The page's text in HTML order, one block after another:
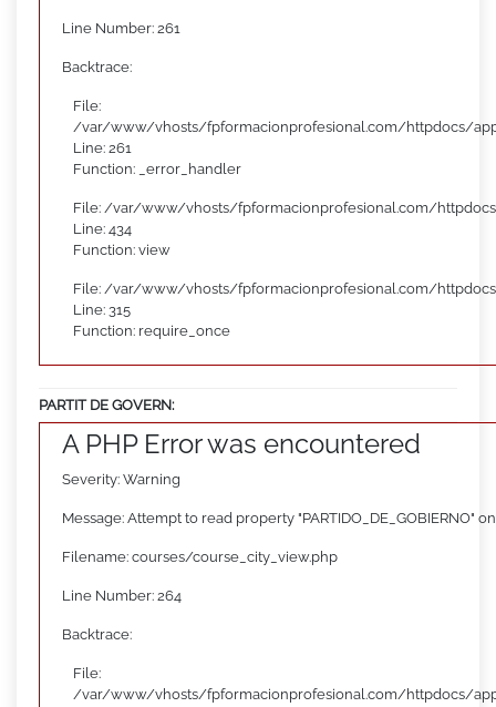
Line Number: 261
Backtrace:
File:
/var/www/vhosts/fpformacionprofesional.com/httpdocs/
Line: 261
Function: _error_handler
File: /var/www/vhosts/fpformacionprofesional.com/
Line: 434
Function: view
File: /var/www/vhosts/fpformacionprofesional.com/
Line: 315
Function: require_once
PARTIT DE GOVERN:
A PHP Error was encountered
Severity: Warning
Message: Attempt to read property "PARTIDO_DE_GOBIERNO"
Filename: courses/course_city_view.php
Line Number: 264
Backtrace:
File:
/var/www/vhosts/fpformacionprofesional.com/httpdocs/